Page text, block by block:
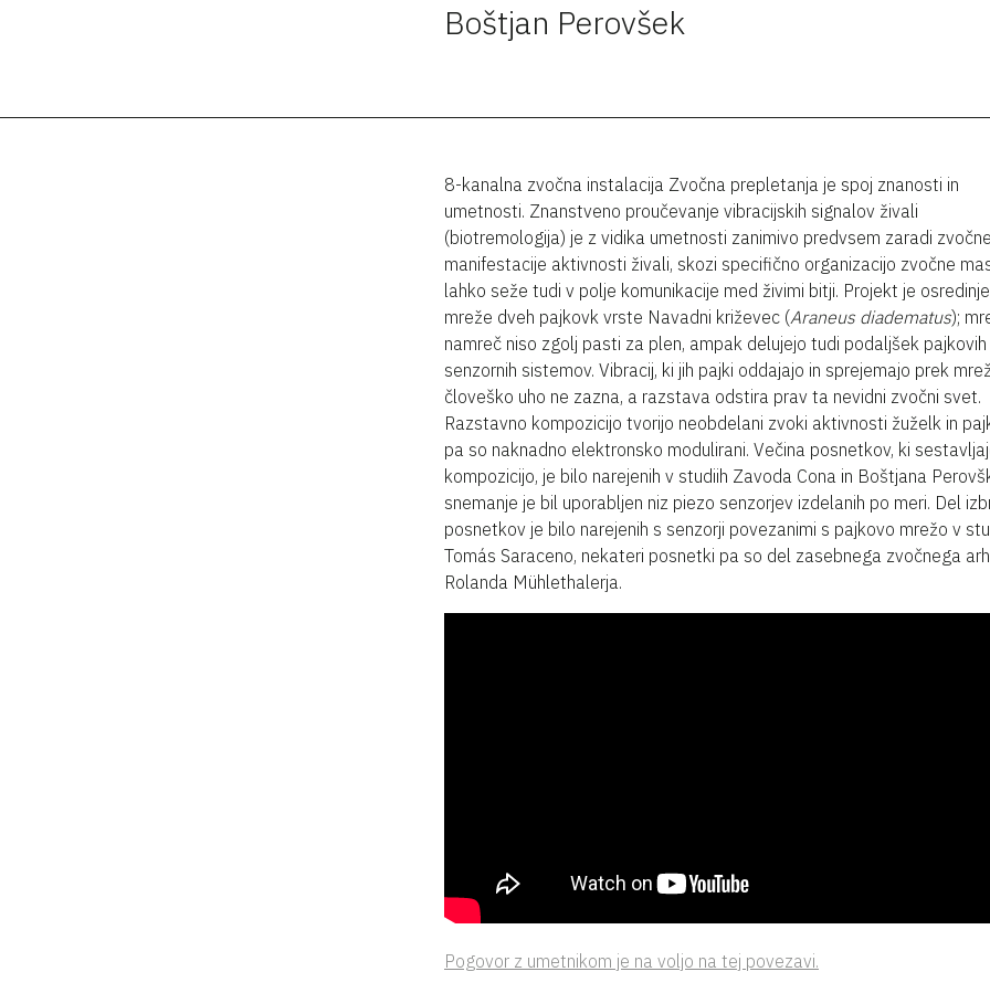
Boštjan Perovšek
8-kanalna zvočna instalacija Zvočna prepletanja je spoj znanosti in
umetnosti. Znanstveno proučevanje vibracijskih signalov živali
(biotremologija) je z vidika umetnosti zanimivo predvsem zaradi zvočne
manifestacije aktivnosti živali, skozi specifično organizacijo zvočne
lahko seže tudi v polje komunikacije med živimi bitji. Projekt je
mreže dveh pajkovk vrste Navadni križevec (Araneus diadematus);
namreč niso zgolj pasti za plen, ampak delujejo tudi podaljšek pajkovih
senzornih sistemov. Vibracij, ki jih pajki oddajajo in sprejemajo prek
človeško uho ne zazna, a razstava odstira prav ta nevidni zvočni svet.
Razstavno kompozicijo tvorijo neobdelani zvoki aktivnosti žuželk in
pa so naknadno elektronsko modulirani. Večina ​​posnetkov, ki
kompozicijo, je bilo narejenih v studiih Zavoda Cona in Boštjana
snemanje je bil uporabljen niz piezo senzorjev izdelanih po meri. Del
posnetkov je bilo narejenih s senzorji povezanimi s pajkovo mrežo v
Tomás Saraceno, nekateri posnetki pa so del zasebnega zvočnega
Rolanda Mühlethalerja.
Pogovor z umetnikom je na voljo na tej povezavi.